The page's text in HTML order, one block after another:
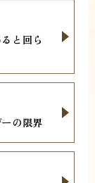
と回ら
の限界